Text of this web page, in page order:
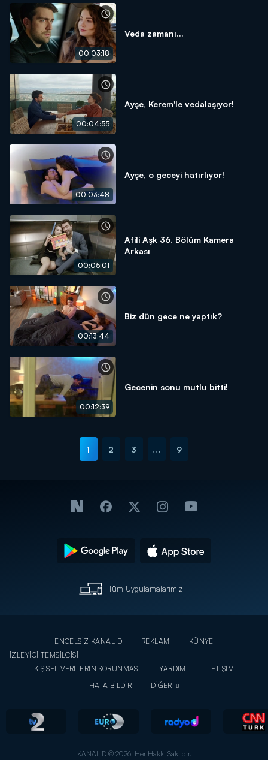
00:03:18
Veda zamanı...
00:04:55
Ayşe, Kerem'le vedalaşıyor!
00:03:48
Ayşe, o geceyi hatırlıyor!
00:05:01
Afili Aşk 36. Bölüm Kamera
Arkası
00:13:44
Biz dün gece ne yaptık?
00:12:39
Gecenin sonu mutlu bitti!
1 2 3 ... 9
Tüm Uygulamalarımız
ENGELSİZ KANAL D REKLAM
KÜNYE
İZLEYİCİ TEMSİLCİSİ
KİŞİSEL VERİLERİN KORUNMASI
YARDIM
İLETİŞİM
HATA BİLDİR
DİĞER
KANAL D © 2026. Her Hakkı Saklıdır.